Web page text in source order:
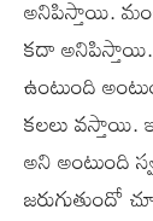
అనిపిస్తాయి.
కదా అనిపిస్తాయి.
ఉంటుంది
కలలు వస్తాయి.
అని అంటుంది
జరుగుతుందో